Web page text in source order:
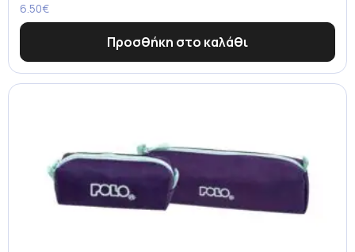
6.50€
Προσθήκη στο καλάθι